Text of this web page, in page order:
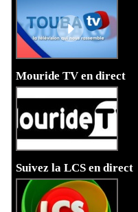
Mouride TV en direct
Suivez la LCS en direct